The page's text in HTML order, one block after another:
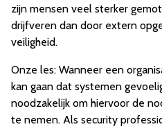
zijn mensen veel sterker
drijfveren dan door extern
veiligheid.
Onze les: Wanneer een
kan gaan dat systemen
noodzakelijk om hiervoor de
te nemen. Als security